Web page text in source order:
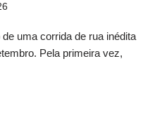
uma corrida de rua inédita
Pela primeira vez,